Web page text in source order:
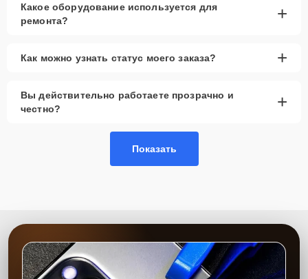
Какое оборудование используется для
ремонта?
+
Как можно узнать статус моего заказа? +
Вы действительно работаете прозрачно и
честно?
+
Показать